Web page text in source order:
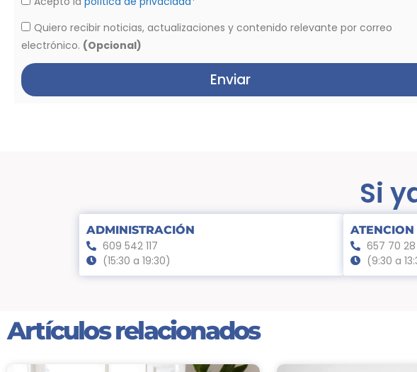
Quiero recibir noticias, actualizaciones y contenido relevante por correo
electrónico. (Opcional)
Enviar
Si
ADMINISTRACIÓN
609 542 117
(15:30 a 19:30)
ATENCION
657 70
(9:30 a
Artículos relacionados